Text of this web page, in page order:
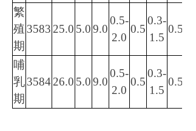
繁
殖
期
3583 25.0 5.09.0
0.5-
2.0
0.5
0.3-
1.5
0.5
哺
乳
期
358426.0 5.09.0
0.5-
2.0
0.5
0.3-
1.5
0.5